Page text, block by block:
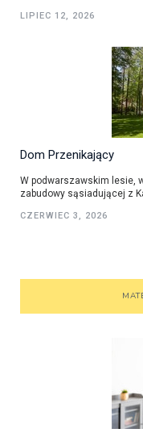
LIPIEC 12, 2026
Dom Przenikający
W podwarszawskim lesie,
zabudowy sąsiadującej z
CZERWIEC 3, 2026